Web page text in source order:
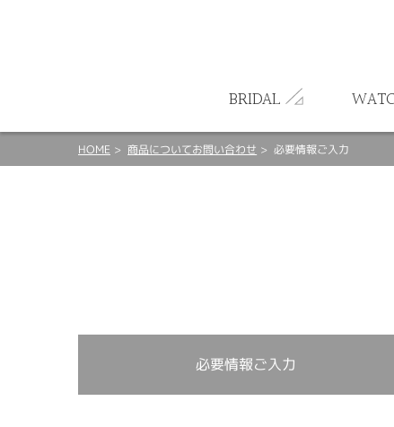
BRIDAL
HOME 商品についてお問い合わせ 必要情報ご入力
必要情報ご入力